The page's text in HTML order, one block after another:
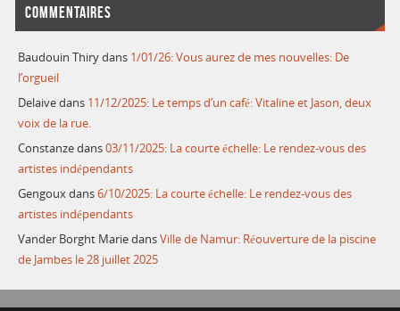
COMMENTAIRES
Baudouin Thirydans 1/01/26: Vous aurez de mes nouvelles: De
l’orgueil
Delaivedans 11/12/2025: Le temps d’un café: Vitaline et Jason, deux
voix de la rue.
Constanzedans03/11/2025: La courte échelle: Le rendez-vous des
artistes indépendants
Gengouxdans6/10/2025: La courte échelle: Le rendez-vous des
artistes indépendants
Vander Borght MariedansVille de Namur: Réouverture de la piscine
de Jambes le 28 juillet 2025